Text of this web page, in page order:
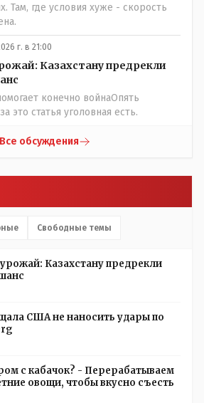
Там, где условия хуже - скорость
г. в 21:00
Казахстану предрекли
конечно войнаОпять
это статья уголовная есть.
Все обсуждения
Свободные темы
Казахстану предрекли
США не наносить удары по
с кабачок? - Перерабатываем
овощи, чтобы вкусно съесть